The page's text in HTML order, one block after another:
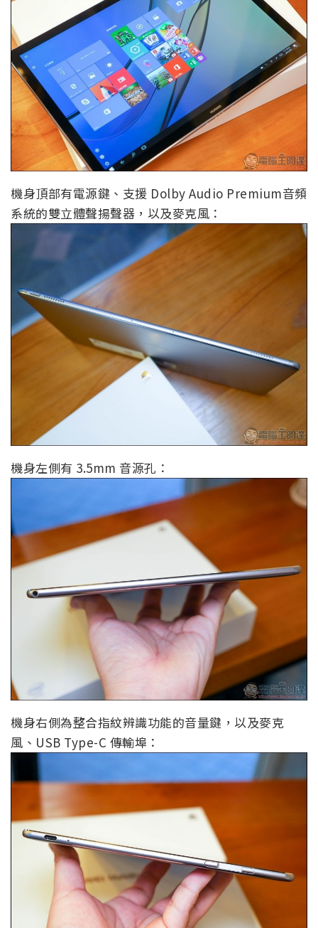
機身頂部有電源鍵、支援 Dolby Audio Premium音頻
系統的雙立體聲揚聲器，以及麥克風：
機身左側有 3.5mm 音源孔：
機身右側為整合指紋辨識功能的音量鍵，以及麥克
風、USB Type-C 傳輸埠：